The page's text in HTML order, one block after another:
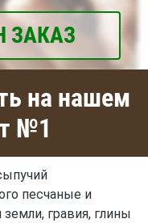
ЗАКАЗ
на нашем
№1
песчаные и
гравия, глины